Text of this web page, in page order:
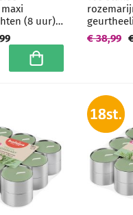
(8 uur)
In winkelwagen
clear
€ 38,99